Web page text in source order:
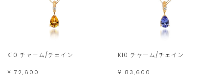
K10 チャーム/チェイン
¥ 72,600
K10 チャーム/チェイン
¥ 83,600